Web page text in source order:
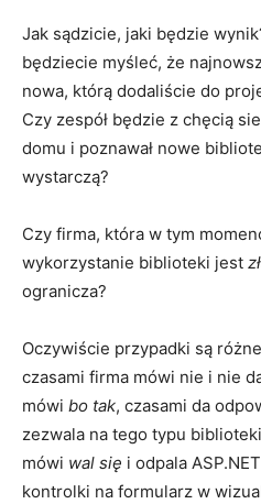
Jak sądzicie, jaki będzie
będziecie myśleć, że
nowa, którą dodaliście do
Czy zespół będzie z chęcią
domu i poznawał nowe
wystarczą?
Czy firma, która w tym
wykorzystanie biblioteki jest
ogranicza?
Oczywiście przypadki są
czasami firma mówi nie i nie
mówi bo tak, czasami da
zezwala na tego typu
mówi wal się i odpala
kontrolki na formularz w